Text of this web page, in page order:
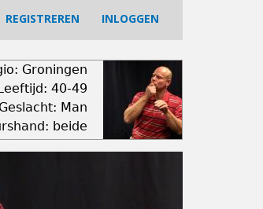
REGISTREREN INLOGGEN
Groningen
40-49
Geslacht: Man
beide